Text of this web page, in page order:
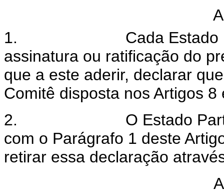
1.
Cada
assinatura ou ratificação do
que a este aderir, declarar
Comitê disposta nos Artigos
2.
O Estado
com o Parágrafo 1 deste
retirar essa declaração